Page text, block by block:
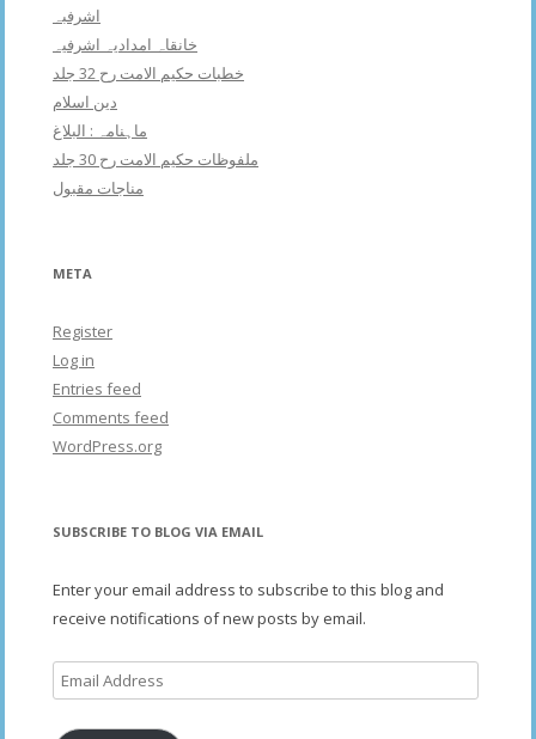
اشرفبہ
خانقاہ امدادیہ اشرفیہ
خطبات حکیم الامت رح 32 جلد
دین اسلام
ماہنامہ : البلاغ
ملفوظات حکیم الامت رح 30 جلد
مناجات مقبول
META
Register
Log in
Entries feed
Comments feed
WordPress.org
SUBSCRIBE TO BLOG VIA EMAIL
Enter your email address to subscribe to this blog and
receive notifications of new posts by email.
Email
Address